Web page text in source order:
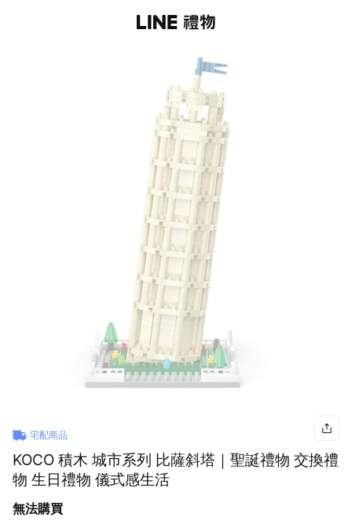
宅配商品
KOCO 積木 城市系列 比薩斜塔｜聖誕禮物 交換禮
物 生日禮物 儀式感生活
無法購買